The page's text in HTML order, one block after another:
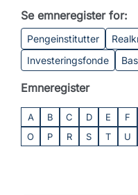
Se emneregister for:
Pengeinstitutter
Investeringsfonde
Emneregister
A B C D E F
O
P R S T U